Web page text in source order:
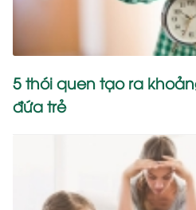
5 thói quen tạo ra
đứa trẻ